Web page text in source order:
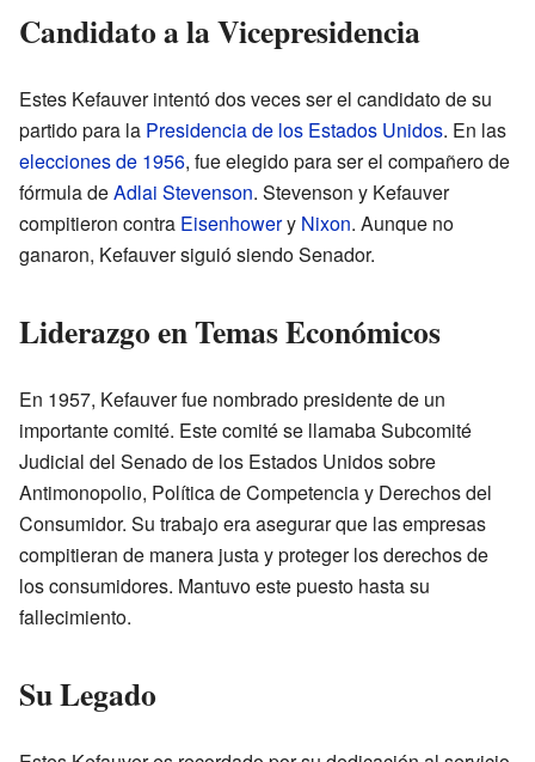
Candidato a la Vicepresidencia
Estes Kefauver intentó dos veces ser el candidato de su
partido para la Presidencia de los Estados Unidos. En las
elecciones de 1956, fue elegido para ser el compañero de
fórmula deAdlai Stevenson. Stevenson y Kefauver
compitieron contra Eisenhowery Nixon. Aunque no
ganaron, Kefauver siguió siendo Senador.
Liderazgo en Temas Económicos
En 1957, Kefauver fue nombrado presidente de un
importante comité. Este comité se llamaba Subcomité
Judicial del Senado de los Estados Unidos sobre
Antimonopolio, Política de Competencia y Derechos del
Consumidor. Su trabajo era asegurar que las empresas
compitieran de manera justa y proteger los derechos de
los consumidores. Mantuvo este puesto hasta su
fallecimiento.
Su Legado